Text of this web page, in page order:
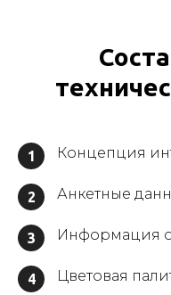
1 Концепция
2 Анкетные
3 Информация
4 Цветовая